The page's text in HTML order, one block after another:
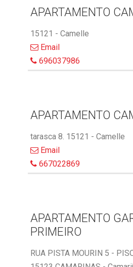
APARTAMENTO
15121 - Camelle
Email
696037986
APARTAMENTO
tarasca 8. 15121 - Camelle
Email
667022869
APARTAMENTO
PRIMEIRO
RUA PISTA MOURIN 5 -